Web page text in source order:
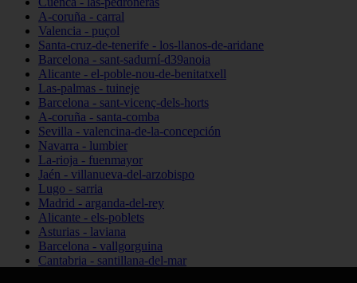
A-coruña - carral
Valencia - puçol
Santa-cruz-de-tenerife - los-llanos-de-aridane
Barcelona - sant-sadurní-d39anoia
Alicante - el-poble-nou-de-benitatxell
Las-palmas - tuineje
Barcelona - sant-vicenç-dels-horts
A-coruña - santa-comba
Sevilla - valencina-de-la-concepción
Navarra - lumbier
La-rioja - fuenmayor
Jaén - villanueva-del-arzobispo
Lugo - sarria
Madrid - arganda-del-rey
Alicante - els-poblets
Asturias - laviana
Barcelona - vallgorguina
Cantabria - santillana-del-mar